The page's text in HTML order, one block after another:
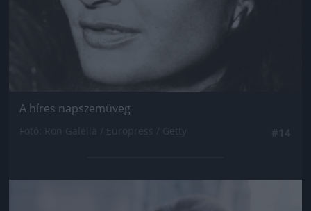
A híres napszemüveg
Jön még kép!